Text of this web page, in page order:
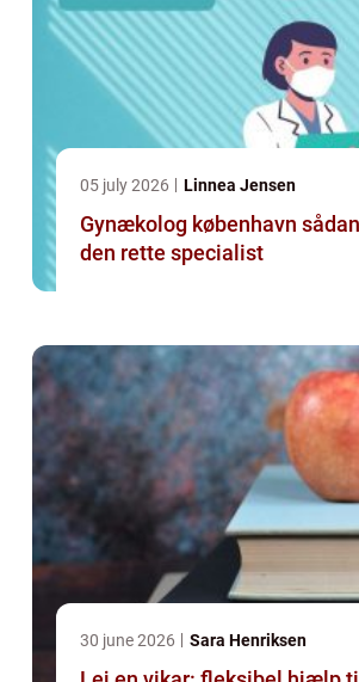
05 july 2026 Linnea Jensen
Gynækolog københavn sådan finder du
den rette specialist
30 june 2026 Sara Henriksen